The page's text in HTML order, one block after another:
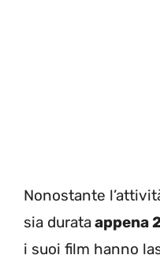
Nonostante
sia durataappena
i suoi film hanno